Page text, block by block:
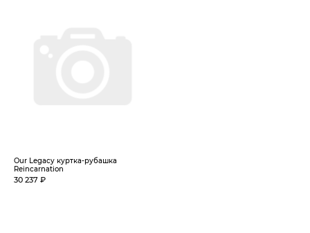
Our Legacy куртка-рубашка
Reincarnation
30 237 ₽